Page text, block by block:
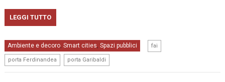
LEGGI TUTTO
Ambiente e decoro,Smart cities,Spazi pubblici fai
porta Ferdinandea porta Garibaldi